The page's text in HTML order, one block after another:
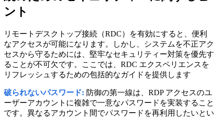
ント
リモートデスクトップ接続（RDC）を有効にすると、便利
なアクセスが可能になります。しかし、システムを不正アク
セスから守るためには、堅牢なセキュリティー対策を優先す
ることが不可欠です。ここでは、RDC エクスペリエンスを
リフレッシュするための包括的なガイドを提供します
破られないパスワード: 防御の第一線は、RDP アクセスのユ
ーザーアカウントに複雑で一意なパスワードを実装すること
です。異なるアカウント間でパスワードを再利用したいとい